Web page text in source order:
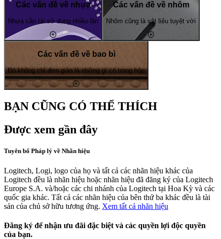
Các vấn đề về nhựa
Nhựa cần tái sử dụng nhiều lần
Các vấn đề về nhôm
Nhôm cũng là vật liệu tuyệt vời
Các vấn đề về bao bì
Đó không chỉ đơn giản là những gì có trong hộp
BẠN CŨNG CÓ THỂ THÍCH
Được xem gần đây
Tuyên bố Pháp lý về Nhãn hiệu
Logitech, Logi, logo của họ và tất cả các nhãn hiệu khác của
Logitech đều là nhãn hiệu hoặc nhãn hiệu đã đăng ký của Logitech
Europe S.A. và/hoặc các chi nhánh của Logitech tại Hoa Kỳ và các
quốc gia khác. Tất cả các nhãn hiệu của bên thứ ba khác đều là tài
sản của chủ sở hữu tương ứng. Xem tất cả nhãn hiệu
Đăng ký để nhận ưu đãi đặc biệt và các quyền lợi độc quyền
của bạn.